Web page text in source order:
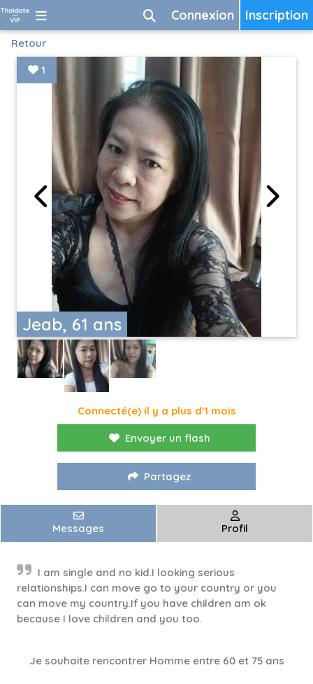
Inscription
Connexion
Retour
Jeab, 61 ans
1
Connecté(e) il y a plus d'1 mois
Envoyer un flash
Partagez
Messages Profil
I am single and no kid.I looking serious
relationships.I can move go to your country or you
can move my country.If you have children am ok
because I love children and you too.
Je souhaite rencontrer Homme entre 60 et 75 ans